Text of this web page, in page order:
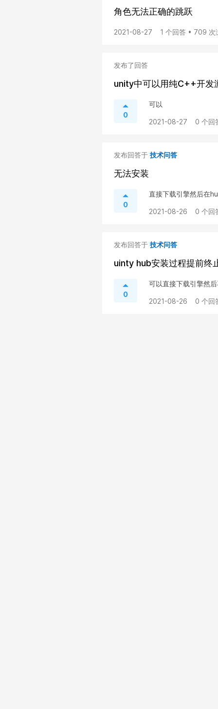
角色无法正确的跳跃
2021-08-27 1 个回答 • 709 次
发布了回答
unity中可以用纯C++开发
0
可以
2021-08-27 0 个回
发布回答于 技术问答
无法安装
0
直接下载引擎然后在
2021-08-26 0 个回
发布回答于 技术问答
uinty hub安装过程提前终
0
可以直接下载引擎然
2021-08-26 0 个回